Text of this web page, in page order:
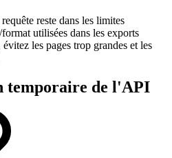
reste dans les limites
utilisées dans les exports
les pages trop grandes et les
temporaire de l'API